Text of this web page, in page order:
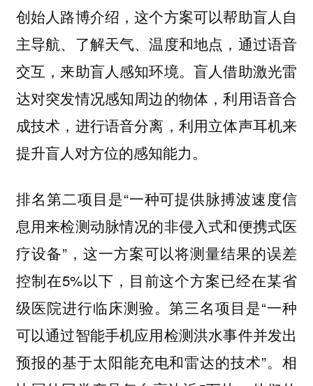
创始人路博介绍，这个方案可以帮助盲人自
主导航、了解天气、温度和地点，通过语音
交互，来助盲人感知环境。盲人借助激光雷
达对突发情况感知周边的物体，利用语音合
成技术，进行语音分离，利用立体声耳机来
提升盲人对方位的感知能力。
排名第二项目是“一种可提供脉搏波速度信
息用来检测动脉情况的非侵入式和便携式医
疗设备”，这一方案可以将测量结果的误差
控制在5%以下，目前这个方案已经在某省
级医院进行临床测验。第三名项目 是“一种
可以通过智能手机应用检测洪水事件并发出
预报的基于太阳能充电和雷达的技术”。相